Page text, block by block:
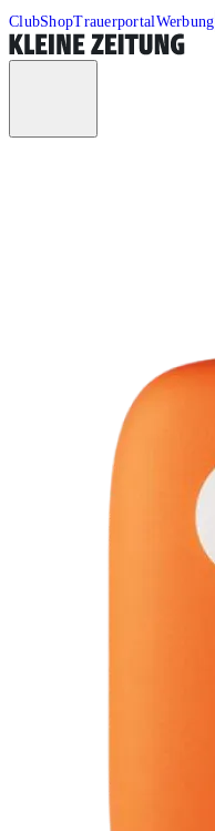
ClubShopTrauerportalWerbung